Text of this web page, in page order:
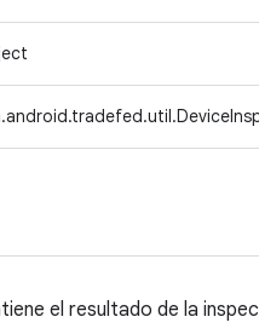
el resultado de la